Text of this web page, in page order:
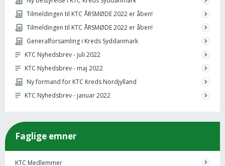
Tilmeldingen til KTC ÅRSMØDE 2022 er åben!
Tilmeldingen til KTC ÅRSMØDE 2022 er åben!
Generalforsamling i Kreds Syddanmark
KTC Nyhedsbrev - juli 2022
KTC Nyhedsbrev - maj 2022
Ny formand for KTC Kreds Nordjylland
KTC Nyhedsbrev - januar 2022
Faglige emner
KTC Medlemmer